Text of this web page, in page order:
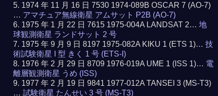
1974 年 11 月 16 日 7530 1974-089B OSCAR 7 (AO-7)
… アマチュア無線衛星 アムサット P2B (AO-7)
1975 年 1 月 22 日 7615 1975-004A LANDSAT 2…地
球観測衛星 ランドサット 2 号
1975 年 9 月 9 日 8197 1975-082A KIKU 1 (ETS 1)…技
術試験衛星 I 型 きく 1 号 (ETS-I)
1976 年 2 月 29 日 8709 1976-019A UME 1 (ISS 1)… 電
離層観測衛星 うめ (ISS)
1977 年 2 月 19 日 9841 1977-012A TANSEI 3 (MS-T3)
…試験衛星 たんせい 3 号 (MS-T3)